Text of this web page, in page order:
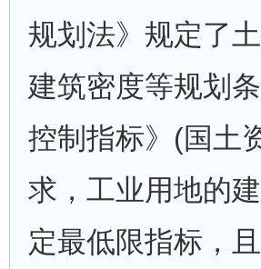
规划法》规定了
建筑密度等规划
控制指标》(国土
求，工业用地的
定最低限指标，